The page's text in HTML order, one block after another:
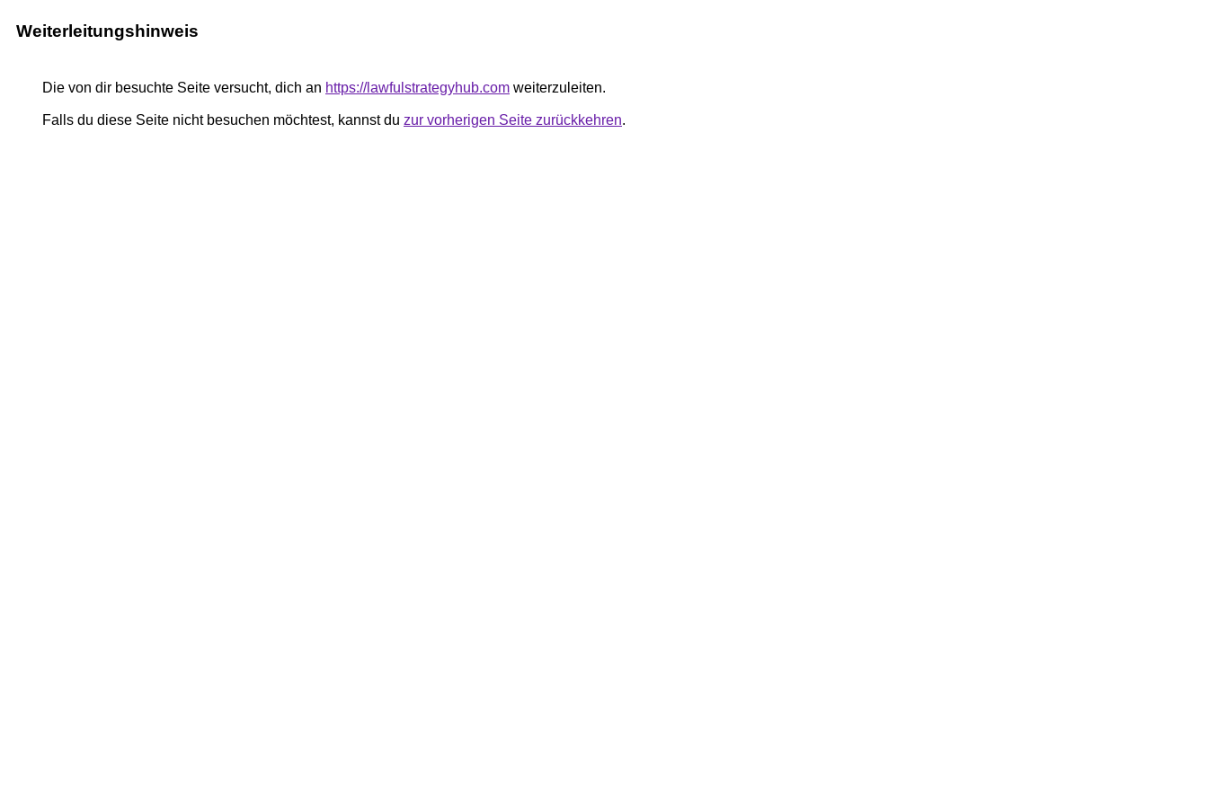
Weiterleitungshinweis
Die von dir besuchte Seite versucht, dich an https://lawfulstrategyhub.com weiterzuleiten.
Falls du diese Seite nicht besuchen möchtest, kannst du zur vorherigen Seite zurückkehren.